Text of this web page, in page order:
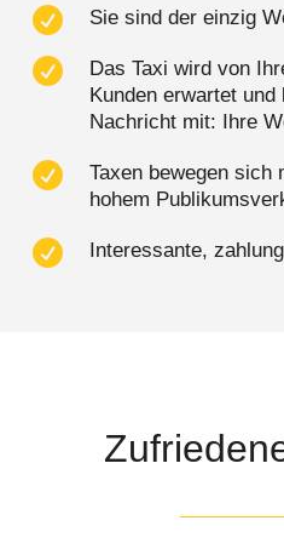
 Sie sind der einzig

Das Taxi wird von
Kunden erwartet
Nachricht mit: Ihre

Taxen bewegen sich
hohem
 Interessante,